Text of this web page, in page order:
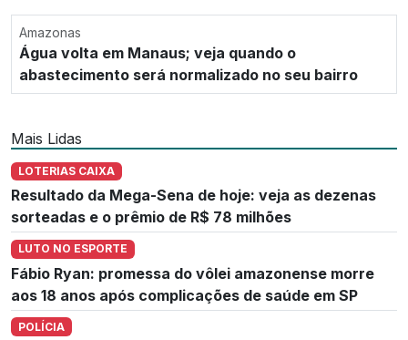
Amazonas
Água volta em Manaus; veja quando o
abastecimento será normalizado no seu bairro
Mais Lidas
LOTERIAS CAIXA
Resultado da Mega-Sena de hoje: veja as dezenas
sorteadas e o prêmio de R$ 78 milhões
LUTO NO ESPORTE
Fábio Ryan: promessa do vôlei amazonense morre
aos 18 anos após complicações de saúde em SP
POLÍCIA